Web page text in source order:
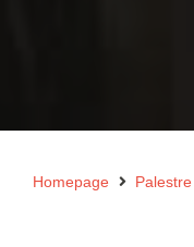
Homepage Palestre